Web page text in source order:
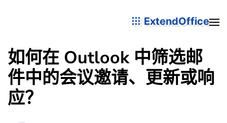
ExtendOffice
如何在 Outlook 中筛选邮
件中的会议邀请、更新或响
应？